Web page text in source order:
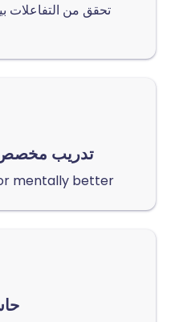
تحقق من التفاعلات
تدريب مخصص
mentally better